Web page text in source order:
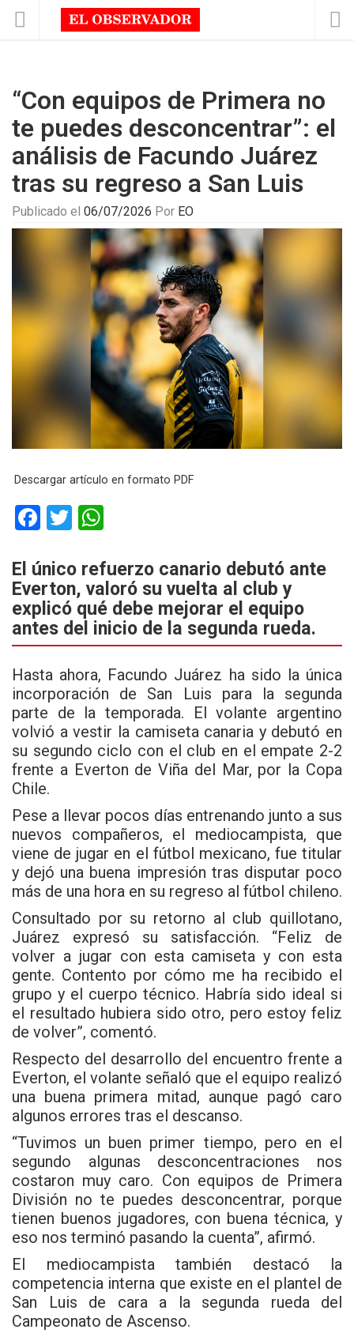
“Con equipos de Primera no
te puedes desconcentrar”: el
análisis de Facundo Juárez
tras su regreso a San Luis
Publicado el 06/07/2026 Por EO
Descargar artículo en formato PDF
F
ce
b
o
o
k
T
tt
er
at
s
A
p
p
El único refuerzo canario debutó ante
Everton, valoró su vuelta al club y
explicó qué debe mejorar el equipo
antes del inicio de la segunda rueda.
Hasta ahora, Facundo Juárez ha sido la única
incorporación de San Luis para la segunda
parte de la temporada. El volante argentino
volvió a vestir la camiseta canaria y debutó en
su segundo ciclo con el club en el empate 2-2
frente a Everton de Viña del Mar, por la Copa
Chile.
Pese a llevar pocos días entrenando junto a sus
nuevos compañeros, el mediocampista, que
viene de jugar en el fútbol mexicano, fue titular
y dejó una buena impresión tras disputar poco
más de una hora en su regreso al fútbol chileno.
Consultado por su retorno al club quillotano,
Juárez expresó su satisfacción. “Feliz de
volver a jugar con esta camiseta y con esta
gente. Contento por cómo me ha recibido el
grupo y el cuerpo técnico. Habría sido ideal si
el resultado hubiera sido otro, pero estoy feliz
de volver”, comentó.
Respecto del desarrollo del encuentro frente a
Everton, el volante señaló que el equipo realizó
una buena primera mitad, aunque pagó caro
algunos errores tras el descanso.
“Tuvimos un buen primer tiempo, pero en el
segundo algunas desconcentraciones nos
costaron muy caro. Con equipos de Primera
División no te puedes desconcentrar, porque
tienen buenos jugadores, con buena técnica, y
eso nos terminó pasando la cuenta”, afirmó.
El mediocampista también destacó la
competencia interna que existe en el plantel de
San Luis de cara a la segunda rueda del
Campeonato de Ascenso.